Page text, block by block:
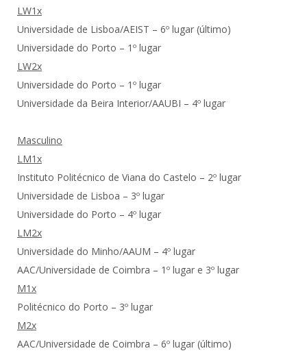
LW1x
Universidade de Lisboa/AEIST – 6º lugar (último)
Universidade do Porto – 1º lugar
LW2x
Universidade do Porto – 1º lugar
Universidade da Beira Interior/AAUBI – 4º lugar
Masculino
LM1x
Instituto Politécnico de Viana do Castelo – 2º lugar
Universidade de Lisboa – 3º lugar
Universidade do Porto – 4º lugar
LM2x
Universidade do Minho/AAUM – 4º lugar
AAC/Universidade de Coimbra – 1º lugar e 3º lugar
M1x
Politécnico do Porto – 3º lugar
M2x
AAC/Universidade de Coimbra – 6º lugar (último)